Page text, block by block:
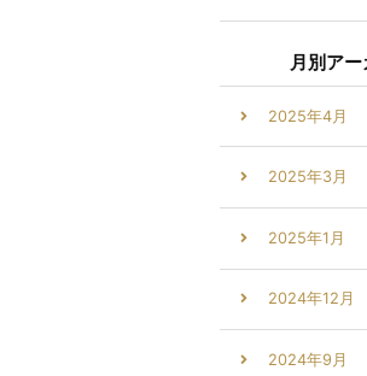
月別ア
2025年4月
2025年3月
2025年1月
2024年12月
2024年9月